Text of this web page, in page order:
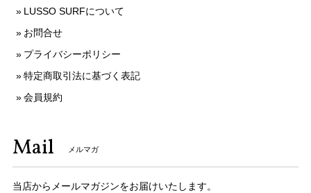
LUSSO SURFについて
お問合せ
プライバシーポリシー
特定商取引法に基づく表記
会員規約
Mail メルマガ
当店からメールマガジンをお届けいたします。